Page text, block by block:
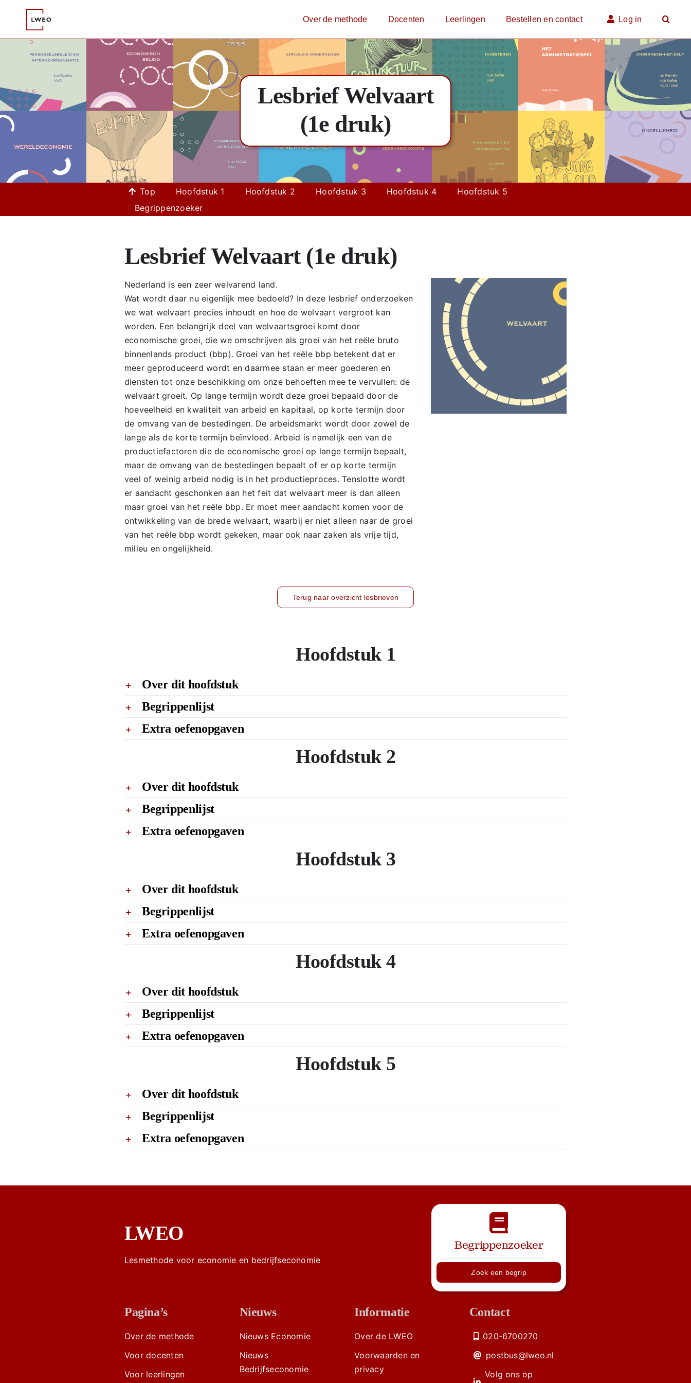
Over de methode Docenten Leerlingen Bestellen en contact Log in
Lesbrief Welvaart
(1e druk)
Top Hoofdstuk 1 Hoofdstuk 2 Hoofdstuk 3 Hoofdstuk 4
Hoofdstuk 5
Begrippenzoeker
Lesbrief Welvaart (1e druk)
Nederland is een zeer welvarend land.
Wat wordt daar nu eigenlijk mee bedoeld? In deze lesbrief onderzoeken
we wat welvaart precies inhoudt en hoe de welvaart vergroot kan
worden. Een belangrijk deel van welvaartsgroei komt door
economische groei, die we omschrijven als groei van het reële bruto
binnenlands product (bbp). Groei van het reële bbp betekent dat er
meer geproduceerd wordt en daarmee staan er meer goederen en
diensten tot onze beschikking om onze behoeften mee te vervullen: de
welvaart groeit. Op lange termijn wordt deze groei bepaald door de
hoeveelheid en kwaliteit van arbeid en kapitaal, op korte termijn door
de omvang van de bestedingen. De arbeidsmarkt wordt door zowel de
lange als de korte termijn beïnvloed. Arbeid is namelijk een van de
productiefactoren die de economische groei op lange termijn bepaalt,
maar de omvang van de bestedingen bepaalt of er op korte termijn
veel of weinig arbeid nodig is in het productieproces. Tenslotte wordt
er aandacht geschonken aan het feit dat welvaart meer is dan alleen
maar groei van het reële bbp. Er moet meer aandacht komen voor de
ontwikkeling van de brede welvaart, waarbij er niet alleen naar de groei
van het reële bbp wordt gekeken, maar ook naar zaken als vrije tijd,
milieu en ongelijkheid.
Terug naar overzicht lesbrieven
Hoofdstuk 1
Over dit hoofdstuk
Begrippenlijst
Extra oefenopgaven
Hoofdstuk 2
Over dit hoofdstuk
Begrippenlijst
Extra oefenopgaven
Hoofdstuk 3
Over dit hoofdstuk
Begrippenlijst
Extra oefenopgaven
Hoofdstuk 4
Over dit hoofdstuk
Begrippenlijst
Extra oefenopgaven
Hoofdstuk 5
Over dit hoofdstuk
Begrippenlijst
Extra oefenopgaven
LWEO
Lesmethode voor economie en bedrijfseconomie
Begrippenzoeker
Zoek een begrip
Pagina’s
Over de methode
Voor docenten
Voor leerlingen
Nieuws
Nieuws Economie
Nieuws
Bedrijfseconomie
Informatie
Over de LWEO
Voorwaarden en
privacy
Contact
020-6700270
postbus@lweo.nl
Volg ons op